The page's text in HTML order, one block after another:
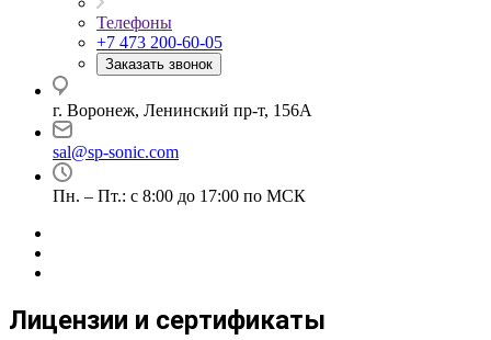
Телефоны
+7 473 200-60-05
Заказать звонок
г. Воронеж, Ленинский пр-т, 156А
sal@sp-sonic.com
Пн. – Пт.: с 8:00 до 17:00 по МСК
Лицензии и сертификаты